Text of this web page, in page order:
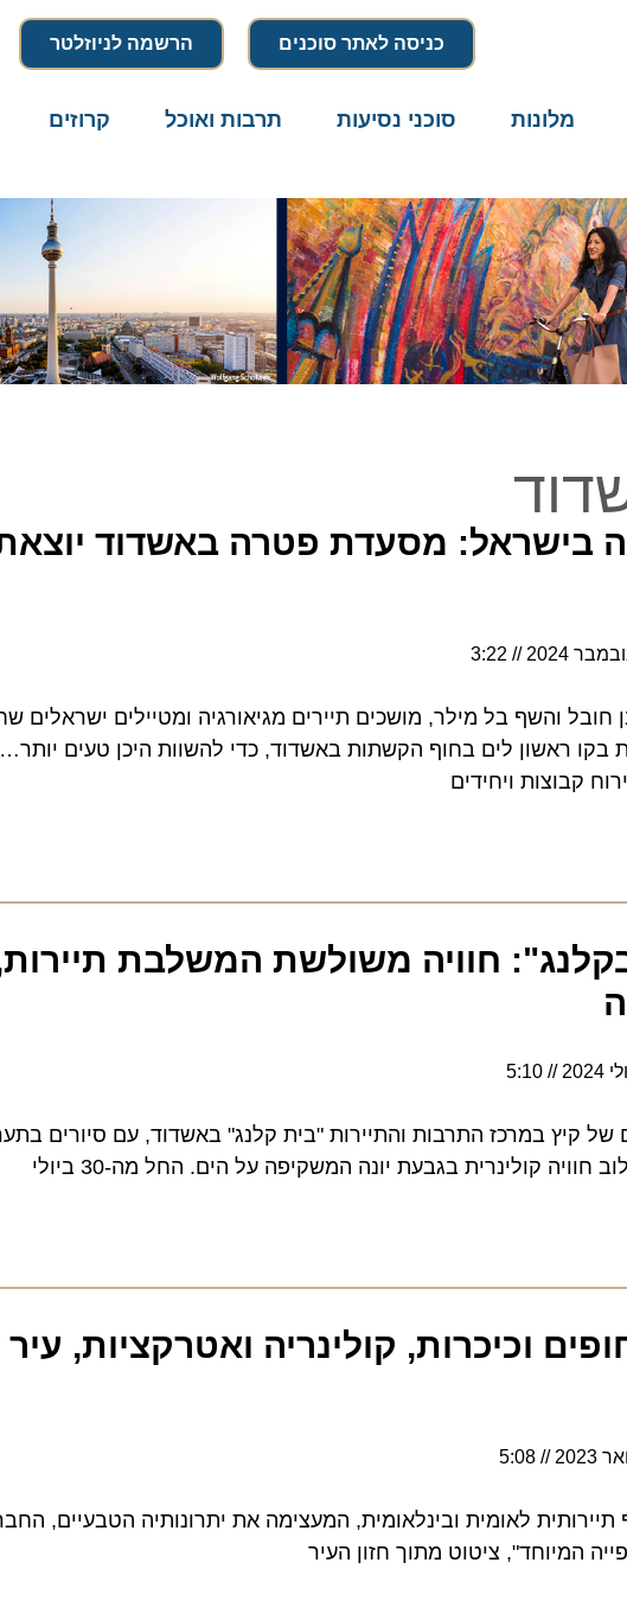
כניסה לאתר סוכנים הרשמה לניוזלטר
מלונות סוכני נסיעות תרבות ואוכל קרוזים
בישראל: מסעדת פטרה באשדוד יוצאת
3:22
והשף בל מילר, מושכים תיירים מגיאורגיה ומטיילים ישראלים
ראשון לים בחוף הקשתות באשדוד, כדי להשוות היכן טעים יותר…
ויחידים
חוויה משולשת המשלבת תיירות,
5:10
במרכז התרבות והתיירות "בית קלנג" באשדוד, עם סיורים
קולינרית בגבעת יונה המשקיפה על הים. החל מה-30 ביולי
וכיכרות, קולינריה ואטרקציות, עיר
5:08
לאומית ובינלאומית, המעצימה את יתרונותיה הטבעיים,
המיוחד", ציטוט מתוך חזון העיר